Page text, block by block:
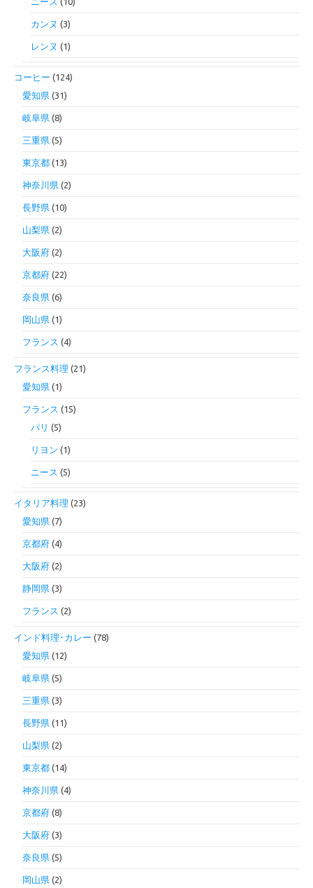
カンヌ (3)
レンヌ (1)
コーヒー (124)
愛知県 (31)
岐阜県 (8)
三重県 (5)
東京都 (13)
神奈川県 (2)
長野県 (10)
山梨県 (2)
大阪府 (2)
京都府 (22)
奈良県 (6)
岡山県 (1)
フランス (4)
フランス料理 (21)
愛知県 (1)
フランス (15)
パリ (5)
リヨン (1)
ニース (5)
イタリア料理 (23)
愛知県 (7)
京都府 (4)
大阪府 (2)
静岡県 (3)
フランス (2)
インド料理･カレー (78)
愛知県 (12)
岐阜県 (5)
三重県 (3)
長野県 (11)
山梨県 (2)
東京都 (14)
神奈川県 (4)
京都府 (8)
大阪府 (3)
奈良県 (5)
岡山県 (2)